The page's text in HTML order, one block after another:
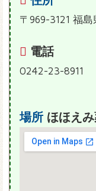
〒969-3121 福
電話
0242-23-8911
場所 ほほえ